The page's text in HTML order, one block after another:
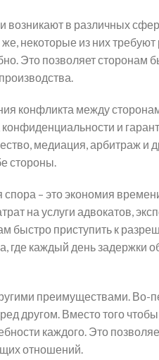
в различных
некоторые из них
Это позволяет сторонам
конфликта между
и
медиация, арбитраж и
стороны.
– это экономия
на услуги адвокатов,
быстро приступить к
каждый день задержки
преимуществами. Во-
другом. Вместо того
каждого. Это
отношений.